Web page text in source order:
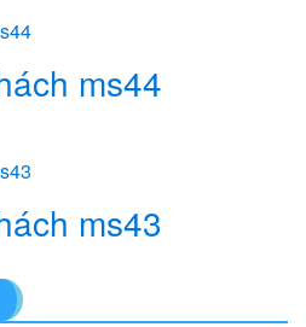
ms44
ms43